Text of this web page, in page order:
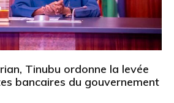
Tinubu ordonne la levée
bancaires du gouvernement